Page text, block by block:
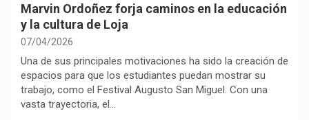
Marvin Ordoñez forja caminos en la educación
y la cultura de Loja
07/04/2026
Una de sus principales motivaciones ha sido la creación de
espacios para que los estudiantes puedan mostrar su
trabajo, como el Festival Augusto San Miguel. Con una
vasta trayectoria, el…